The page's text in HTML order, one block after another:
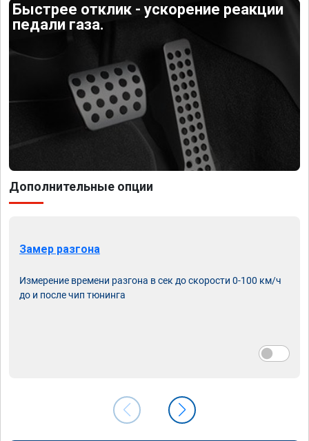
Быстрее отклик - ускорение реакции
педали газа.
Дополнительные опции
Замер разгона
Измерение времени разгона в сек до скорости 0-100 км/ч
до и после чип тюнинга